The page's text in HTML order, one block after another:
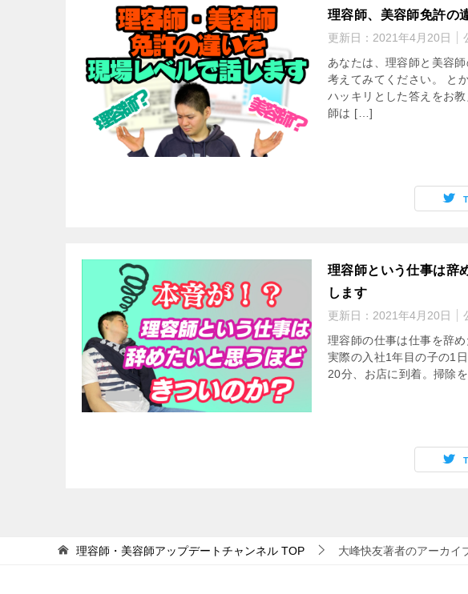
理容師、美容師免許の
更新日： 2021年4月20日
あなたは、理容師と美容
考えてみてください。 と
ハッキリとした答えをお
師は […]
理容師という仕事は辞
します
更新日： 2021年4月20日
理容師の仕事は仕事を辞
実際の入社1年目の子の1
20分、お店に到着。掃除
理容師・美容師アップデートチャンネル TOP 大峰快友著者のアーカイ